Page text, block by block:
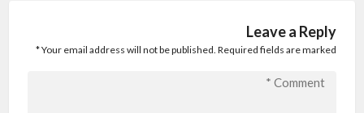
Leave a Reply
Your email address will not be published. Required fields are marked
*
Comment